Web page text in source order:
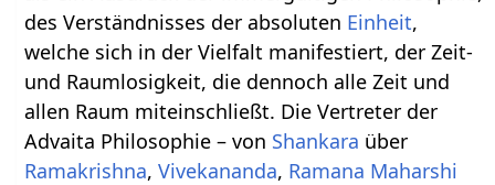
des Verständnisses der absoluten Einheit,
welche sich in der Vielfalt manifestiert, der Zeit-
und Raumlosigkeit, die dennoch alle Zeit und
allen Raum miteinschließt. Die Vertreter der
Advaita Philosophie – von Shankara über
Ramakrishna,Vivekananda, Ramana Maharshi